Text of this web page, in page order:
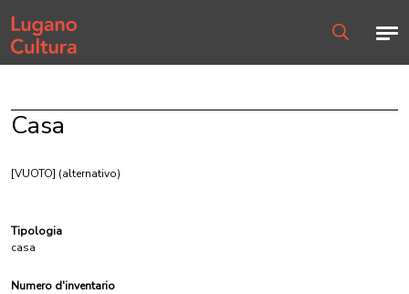
Home page
Casa
[VUOTO] (alternativo)
Tipologia
casa
Numero d'inventario